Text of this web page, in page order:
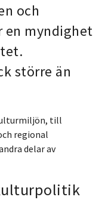
och
en myndighet
större än
till
regional
delar av